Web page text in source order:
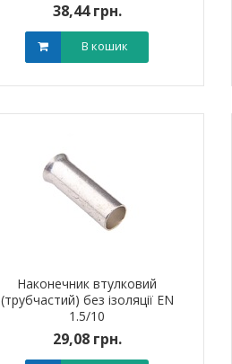
38,44 грн.
В кошик
Наконечник втулковий
(трубчастий) без ізоляції EN
1.5/10
29,08 грн.